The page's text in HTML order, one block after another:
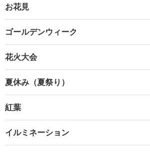
お花見
ゴールデンウィーク
花火大会
夏休み（夏祭り）
紅葉
イルミネーション